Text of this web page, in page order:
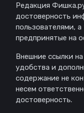
Редакция
достоверность
пользователями,
предпринятые на
Внешние ссылки
удобства и
содержание не
несем
достоверность.